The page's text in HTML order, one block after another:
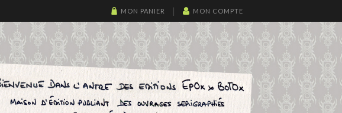
MON COMPTE
MON PANIER